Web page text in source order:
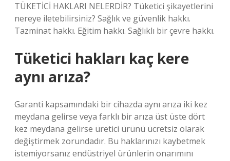
TÜKETİCİ HAKLARI NELERDİR? Tüketici şikayetlerini
nereye iletebilirsiniz? Sağlık ve güvenlik hakkı.
Tazminat hakkı. Eğitim hakkı. Sağlıklı bir çevre hakkı.
Tüketici hakları kaç kere
aynı arıza?
Garanti kapsamındaki bir cihazda aynı arıza iki kez
meydana gelirse veya farklı bir arıza üst üste dört
kez meydana gelirse üretici ürünü ücretsiz olarak
değiştirmek zorundadır. Bu haklarınızı kaybetmek
istemiyorsanız endüstriyel ürünlerin onarımını